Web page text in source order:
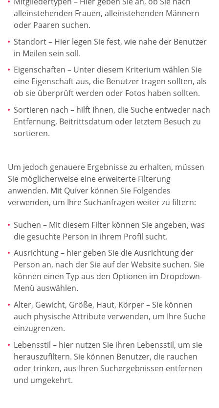
alleinstehenden Frauen, alleinstehenden Männern
oder Paaren suchen.
Standort – Hier legen Sie fest, wie nahe der Benutzer
in Meilen sein soll.
Eigenschaften – Unter diesem Kriterium wählen Sie
eine Eigenschaft aus, die Benutzer tragen sollten, als
ob sie überprüft werden oder Fotos haben sollten.
Sortieren nach – hilft Ihnen, die Suche entweder nach
Entfernung, Beitrittsdatum oder letztem Besuch zu
sortieren.
Um jedoch genauere Ergebnisse zu erhalten, müssen
Sie möglicherweise eine erweiterte Filterung
anwenden. Mit Quiver können Sie Folgendes
verwenden, um Ihre Suchanfragen weiter zu filtern:
Suchen – Mit diesem Filter können Sie angeben, was
die gesuchte Person in ihrem Profil sucht.
Ausrichtung – hier geben Sie die Ausrichtung der
Person an, nach der Sie auf der Website suchen. Sie
können einen Typ aus den Optionen im Dropdown-
Menü auswählen.
Alter, Gewicht, Größe, Haut, Körper – Sie können
auch physische Attribute verwenden, um Ihre Suche
einzugrenzen.
Lebensstil – hier nutzen Sie ihren Lebensstil, um sie
herauszufiltern. Sie können Benutzer, die rauchen
oder trinken, aus Ihren Suchergebnissen entfernen
und umgekehrt.